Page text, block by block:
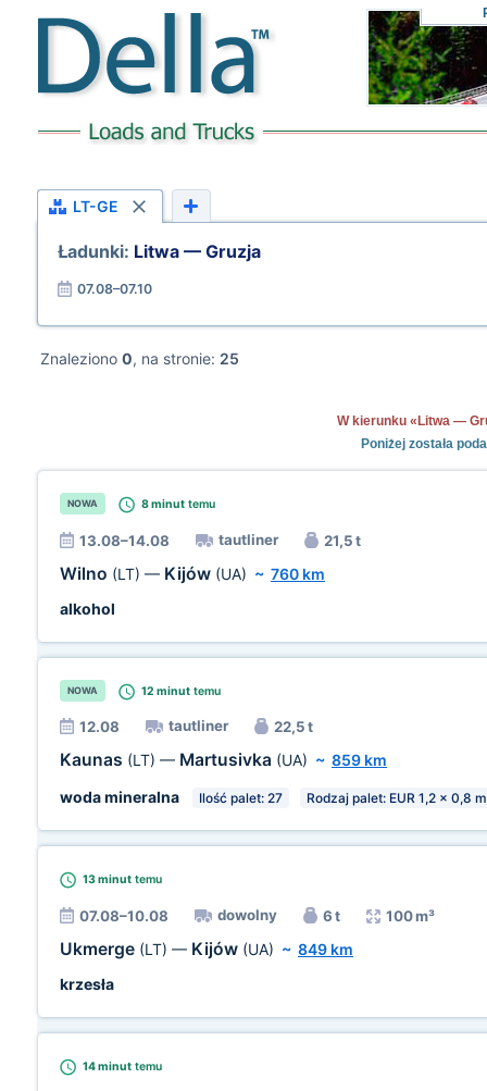
LT-GE
Ładunki: Litwa — Gruzja
07.08–07.10
Znaleziono 0, na stronie: 25
W kierunku «Litwa —
Poniżej została
NOWA 8 minut temu
13.08–14.08 tautliner 21,5 t
Wilno (LT) — Kijów (UA) ~ 760 km
alkohol
NOWA 12 minut temu
12.08 tautliner 22,5 t
Kaunas (LT) — Martusivka (UA) ~ 859 km
woda mineralna
Ilość palet: 27 Rodzaj palet: EUR 1,2 x 0,8 m
13 minut temu
07.08–10.08 dowolny 6 t 100 m³
Ukmerge (LT) — Kijów (UA) ~ 849 km
krzesła
14 minut temu